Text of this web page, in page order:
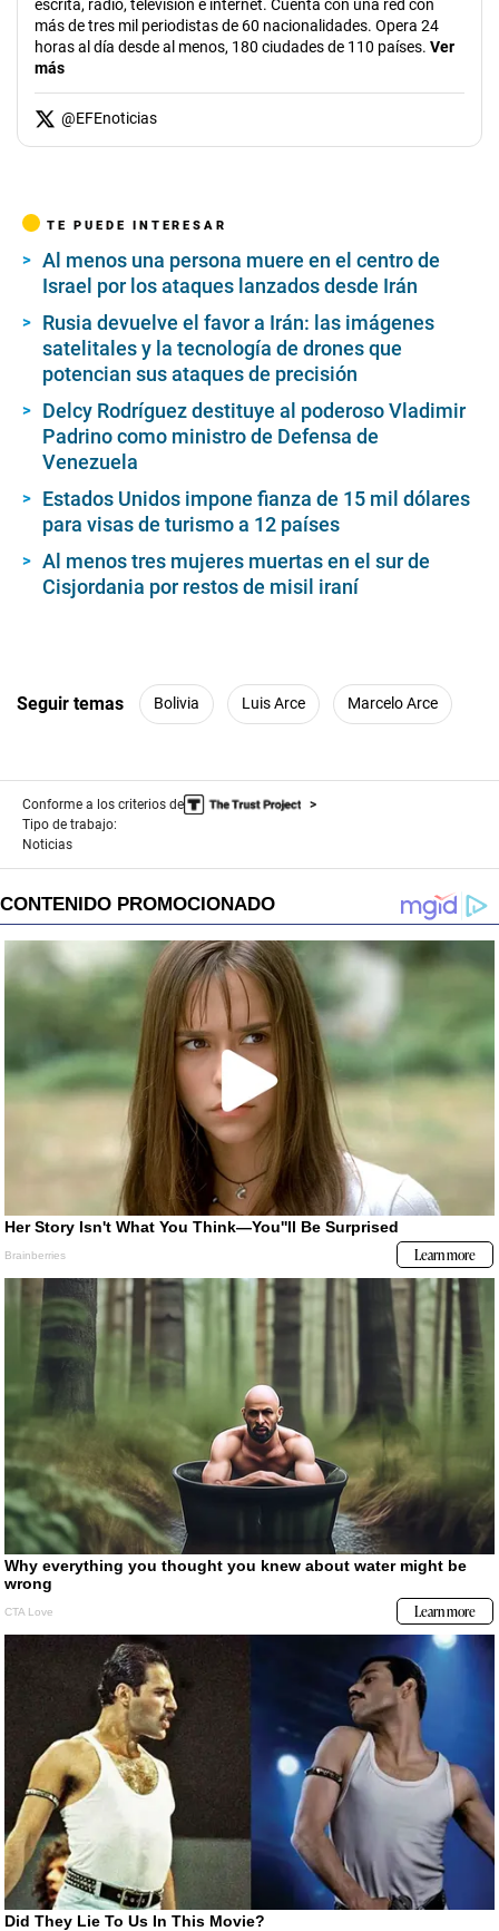
escrita, radio, televisión e internet. Cuenta con una red con
más de tres mil periodistas de 60 nacionalidades. Opera 24
horas al día desde al menos, 180 ciudades de 110 países. Ver
más
@EFEnoticias
TE PUEDE INTERESAR
Al menos una persona muere en el centro de
Israel por los ataques lanzados desde Irán
Rusia devuelve el favor a Irán: las imágenes
satelitales y la tecnología de drones que
potencian sus ataques de precisión
Delcy Rodríguez destituye al poderoso Vladimir
Padrino como ministro de Defensa de
Venezuela
Estados Unidos impone fianza de 15 mil dólares
para visas de turismo a 12 países
Al menos tres mujeres muertas en el sur de
Cisjordania por restos de misil iraní
Seguir temas Bolivia Luis Arce Marcelo Arce
Conforme a los criterios de
Tipo de trabajo:
Noticias